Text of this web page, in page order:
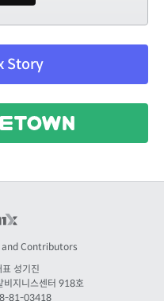
Story
Contributors
표 성기진
비지니스센터 918호
81-03418